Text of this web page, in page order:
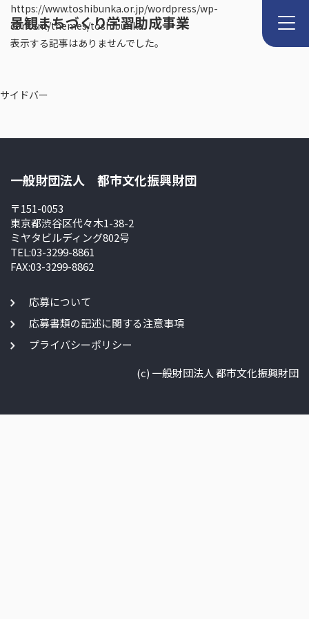
景観まちづくり学習助成事業
https://www.toshibunka.or.jp/wordpress/wp-
content/themes/toshibunka
表示する記事はありませんでした。
サイドバー
一般財団法人 都市文化振興財団
〒151-0053
東京都渋谷区代々木1-38-2
ミヤタビルディング802号
TEL:03-3299-8861
FAX:03-3299-8862
応募について
応募書類の記述に関する注意事項
プライバシーポリシー
(c) 一般財団法人 都市文化振興財団